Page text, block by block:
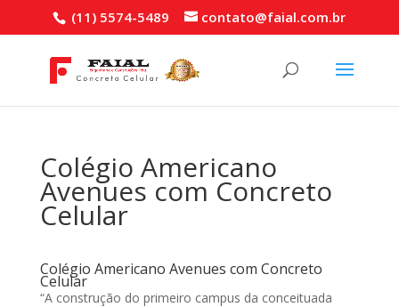
(11) 5574-5489 contato@faial.com.br
Colégio Americano
Avenues com Concreto
Celular
Colégio Americano Avenues com Concreto
Celular
“A construção do primeiro campus da conceituada